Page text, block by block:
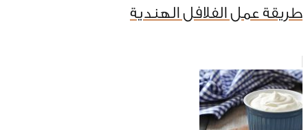
طريقة عمل الفلافل الهندية